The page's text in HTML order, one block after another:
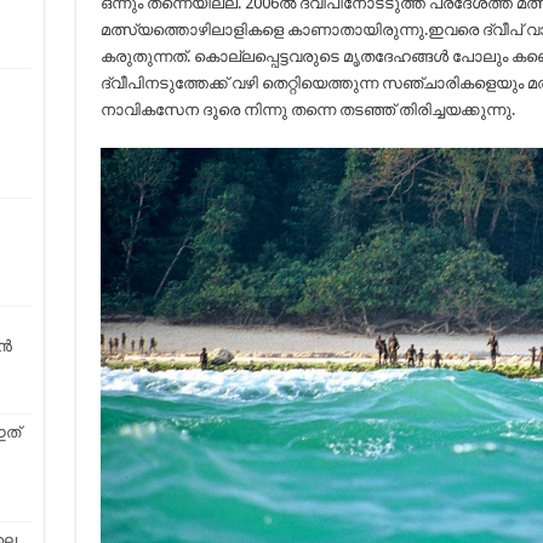
മത്സ്യത്തൊഴിലാളികളെ കാണാതായിരുന്നു.ഇവരെ ദ്വീപ്
കരുതുന്നത്. കൊല്ലപ്പെട്ടവരുടെ മൃതദേഹങ്ങള്‍ പോലും
ദ്വീപിനടുത്തേക്ക് വഴി തെറ്റിയെത്തുന്ന
നാവികസേന ദൂരെ നിന്നു തന്നെ തടഞ്ഞ് തിരിച്ചയക്കുന്നു.